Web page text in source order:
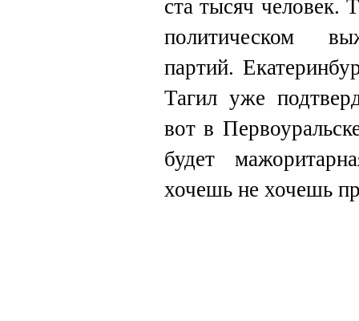
ста тысяч человек.
политическом
партий.
Тагил уже
вот в
будет
хочешь не хочешь